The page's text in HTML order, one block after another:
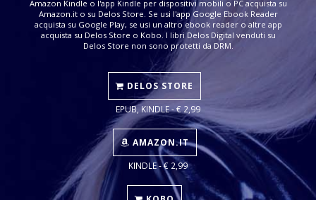
Amazon Kindle o l'app Kindle per dispositivi mobili o PC acquista su
Amazon.it o su Delos Store. Se usi l'app Google Ebook Reader
acquista su Google Play, se usi un altro ebook reader o altre app
acquista su Delos Store o Kobo. I libri Delos Digital venduti su
Delos Store non sono protetti da DRM.
DELOS STORE
EPUB, KINDLE - € 2,99
AMAZON.IT
KINDLE - € 2,99